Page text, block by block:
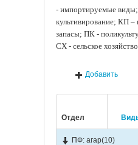
- импортируемые
культивирование; КП
запасы; ПК -
СХ - сельское
Добавить
Отдел
ПФ: агар(10)